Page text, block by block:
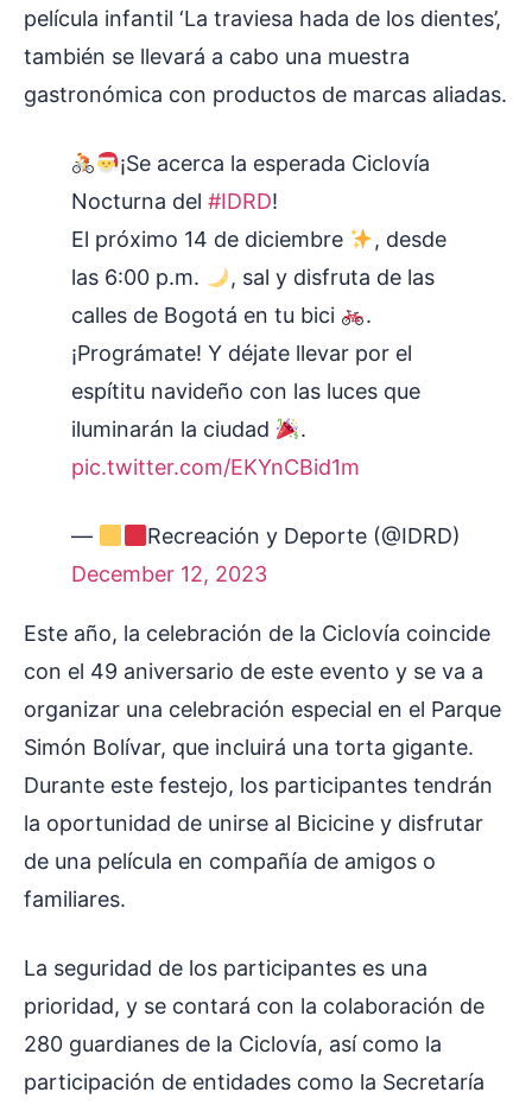
película infantil ‘La traviesa hada de los dientes’,
también se llevará a cabo una muestra
gastronómica con productos de marcas aliadas.
¡Se acerca la esperada Ciclovía
Nocturna del #IDRD!
El próximo 14 de diciembre
, desde
las 6:00 p.m.
, sal y disfruta de las
calles de Bogotá en tu bici
.
¡Prográmate! Y déjate llevar por el
espítitu navideño con las luces que
iluminarán la ciudad
.
pic.twitter.com/EKYnCBid1m
—
Recreación y Deporte (@IDRD)
December 12, 2023
Este año, la celebración de la Ciclovía coincide
con el 49 aniversario de este evento y se va a
organizar una celebración especial en el Parque
Simón Bolívar, que incluirá una torta gigante.
Durante este festejo, los participantes tendrán
la oportunidad de unirse al Bicicine y disfrutar
de una película en compañía de amigos o
familiares.
La seguridad de los participantes es una
prioridad, y se contará con la colaboración de
280 guardianes de la Ciclovía, así como la
participación de entidades como la Secretaría